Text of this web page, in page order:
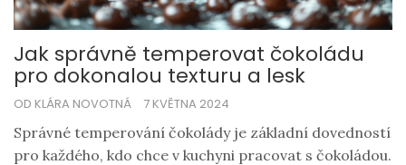
Jak správně temperovat čokoládu
pro dokonalou texturu a lesk
OD KLÁRA NOVOTNÁ 7 KVĚTNA 2024
Správné temperování čokolády je základní dovedností
pro každého, kdo chce v kuchyni pracovat s čokoládou.